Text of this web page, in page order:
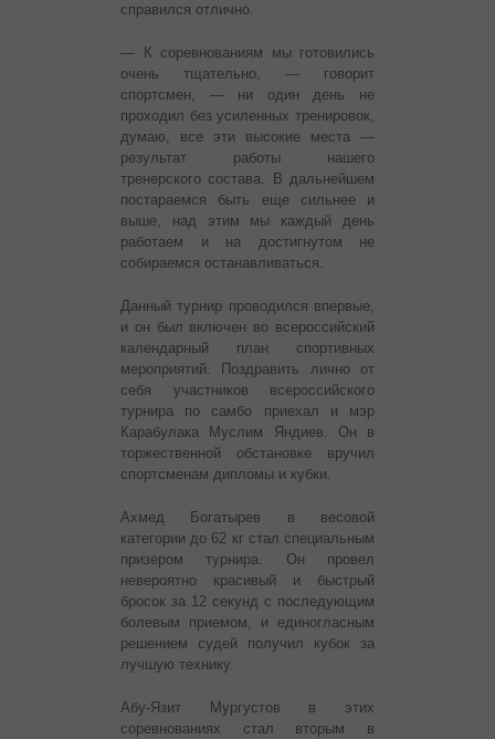
справился отлично.
— К соревнованиям мы готовились
очень тщательно, — говорит
спортсмен, — ни один день не
проходил без усиленных тренировок,
думаю, все эти высокие места —
результат работы нашего
тренерского состава. В дальнейшем
постараемся быть еще сильнее и
выше, над этим мы каждый день
работаем и на достигнутом не
собираемся останавливаться.
Данный турнир проводился впервые,
и он был включен во всероссийский
календарный план спортивных
мероприятий. Поздравить лично от
себя участников всероссийского
турнира по самбо приехал и мэр
Карабулака Муслим Яндиев. Он в
торжественной обстановке вручил
спортсменам дипломы и кубки.
Ахмед Богатырев в весовой
категории до 62 кг стал специальным
призером турнира. Он провел
невероятно красивый и быстрый
бросок за 12 секунд с последующим
болевым приемом, и единогласным
решением судей получил кубок за
лучшую технику.
Абу-Язит Мургустов в этих
соревнованиях стал вторым в